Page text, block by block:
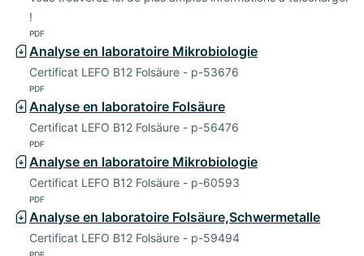
!
PDF
Analyse en laboratoire Mikrobiologie
Certificat LEFO B12 Folsäure - p-53676
PDF
Analyse en laboratoire Folsäure
Certificat LEFO B12 Folsäure - p-56476
PDF
Analyse en laboratoire Mikrobiologie
Certificat LEFO B12 Folsäure - p-60593
PDF
Analyse en laboratoire Folsäure,Schwermetalle
Certificat LEFO B12 Folsäure - p-59494